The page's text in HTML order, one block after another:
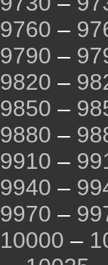
9760 –
9790 –
9820 –
9850 –
9880 –
9910 –
9940 –
9970 –
10000 –